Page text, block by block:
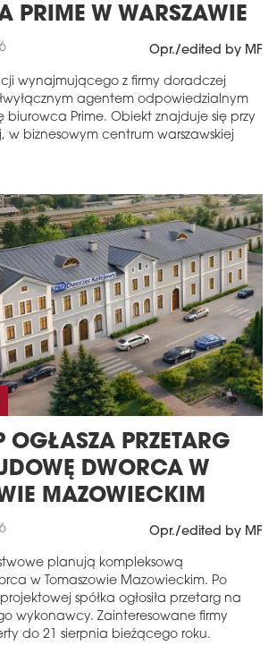
PRIME W WARSZAWIE
Opr./edited by MF
wynajmującego z firmy doradczej
agentem odpowiedzialnym
biurowca Prime. Obiekt znajduje się przy
w biznesowym centrum warszawskiej
OGŁASZA PRZETARG
DWORCA W
MAZOWIECKIM
Opr./edited by MF
planują kompleksową
w Tomaszowie Mazowieckim. Po
spółka ogłosiła przetarg na
wykonawcy. Zainteresowane firmy
do 21 sierpnia bieżącego roku.